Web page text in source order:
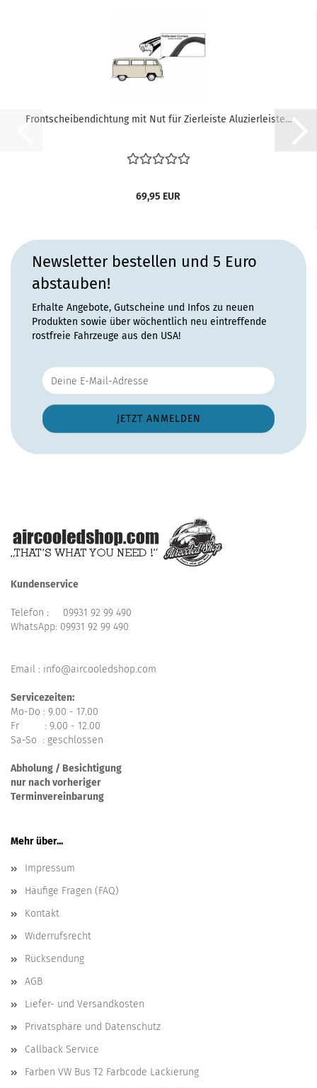
Frontscheibendichtung mit Nut für Zierleiste Aluzierleiste...
69,95 EUR
Newsletter bestellen und 5 Euro
abstauben!
Erhalte Angebote, Gutscheine und Infos zu neuen
Produkten sowie über wöchentlich neu eintreffende
rostfreie Fahrzeuge aus den USA!
Kundenservice
Telefon : 09931 92 99 490
WhatsApp: 09931 92 99 490
Email : info@aircooledshop.com
Servicezeiten:
Mo-Do : 9.00 - 17.00
Fr : 9.00 - 12.00
Sa-So : geschlossen
Abholung / Besichtigung
nur nach vorheriger
Terminvereinbarung
Mehr über...
Impressum
Häufige Fragen (FAQ)
Kontakt
Widerrufsrecht
Rücksendung
AGB
Liefer- und Versandkosten
Privatsphäre und Datenschutz
Callback Service
Farben VW Bus T2 Farbcode Lackierung